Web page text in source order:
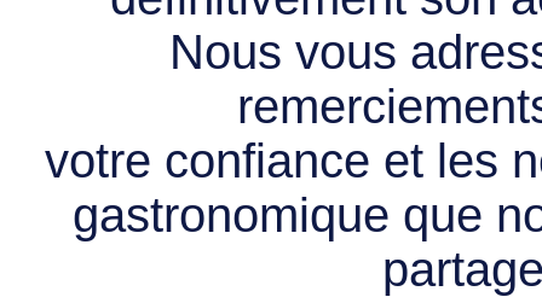
Nous vous
votre confiance et les
gastronomique que